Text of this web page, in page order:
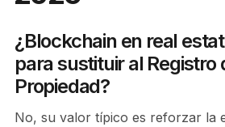
¿Blockchain en real
para sustituir al Registro
Propiedad?
No, su valor típico es reforzar la